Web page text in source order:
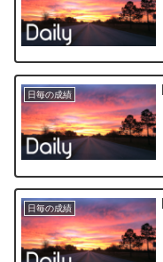
日毎の成績
日毎の成績